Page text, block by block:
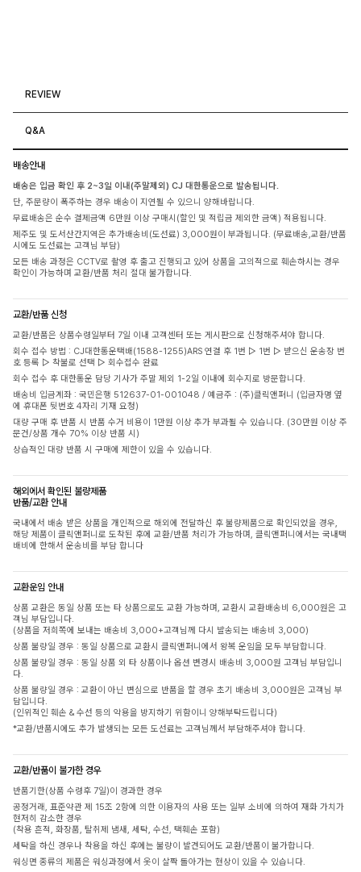
REVIEW
Q&A
배송안내
배송은 입금 확인 후 2~3일 이내(주말제외) CJ 대한통운으로 발송됩니다.
단, 주문량이 폭주하는 경우 배송이 지연될 수 있으니 양해바랍니다.
무료배송은 순수 결제금액 6만원 이상 구매시(할인 및 적립금 제외한 금액) 적용됩니다.
제주도 및 도서산간지역은 추가배송비(도선료) 3,000원이 부과됩니다. (무료배송,교환/반품
시에도 도선료는 고객님 부담)
모든 배송 과정은 CCTV로 촬영 후 출고 진행되고 있어 상품을 고의적으로 훼손하시는 경우
확인이 가능하며 교환/반품 처리 절대 불가합니다.
교환/반품 신청
교환/반품은 상품수령일부터 7일 이내 고객센터 또는 게시판으로 신청해주셔야 합니다.
회수 접수 방법 : CJ대한통운택배(1588-1255)ARS 연결 후 1번 ▷ 1번 ▷ 받으신 운송장 번
호 등록 ▷ 착불로 선택 ▷ 회수접수 완료
회수 접수 후 대한통운 담당 기사가 주말 제외 1-2일 이내에 회수지로 방문합니다.
배송비 입금계좌 : 국민은행 512637-01-001048 / 예금주 : (주)클릭앤퍼니 (입금자명 옆
에 휴대폰 뒷번호 4자리 기재 요청)
대량 구매 후 반품 시 반품 수거 비용이 1만원 이상 추가 부과될 수 있습니다. (30만원 이상 주
문건/상품 개수 70% 이상 반품 시)
상습적인 대량 반품 시 구매에 제한이 있을 수 있습니다.
해외에서 확인된 불량제품
반품/교환 안내
국내에서 배송 받은 상품을 개인적으로 해외에 전달하신 후 불량제품으로 확인되었을 경우,
해당 제품이 클릭앤퍼니로 도착된 후에 교환/반품 처리가 가능하며, 클릭앤퍼니에서는 국내택
배비에 한해서 운송비를 부담 합니다
교환운임 안내
상품 교환은 동일 상품 또는 타 상품으로도 교환 가능하며, 교환시 교환배송비 6,000원은 고
객님 부담입니다.
(상품을 저희쪽에 보내는 배송비 3,000+고객님께 다시 발송되는 배송비 3,000)
상품 불량일 경우 : 동일 상품으로 교환시 클릭앤퍼니에서 왕복 운임을 모두 부담합니다.
상품 불량일 경우 : 동일 상품 외 타 상품이나 옵션 변경시 배송비 3,000원 고객님 부담입니
다.
상품 불량일 경우 : 교환이 아닌 변심으로 반품을 할 경우 초기 배송비 3,000원은 고객님 부
담입니다.
(인위적인 훼손 & 수선 등의 악용을 방지하기 위함이니 양해부탁드립니다)
*교환/반품시에도 추가 발생되는 모든 도선료는 고객님께서 부담해주셔야 합니다.
교환/반품이 불가한 경우
반품기한(상품 수령후 7일)이 경과한 경우
공정거래, 표준약관 제 15조 2항에 의한 이용자의 사용 또는 일부 소비에 의하여 재화 가치가
현저히 감소한 경우
(착용 흔적, 화장품, 탈취제 냄새, 세탁, 수선, 택훼손 포함)
세탁을 하신 경우나 착용을 하신 후에는 불량이 발견되어도 교환/반품이 불가합니다.
워싱면 종류의 제품은 워싱과정에서 옷이 살짝 돌아가는 현상이 있을 수 있습니다.